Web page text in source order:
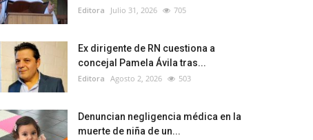
Editora Julio 31, 2026 705
Ex dirigente de RN cuestiona a
concejal Pamela Ávila tras...
Editora Agosto 2, 2026 503
Denuncian negligencia médica en la
muerte de niña de un...